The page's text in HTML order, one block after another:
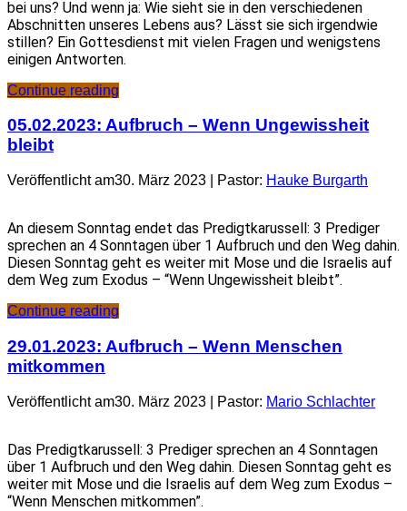
bei uns? Und wenn ja: Wie sieht sie in den verschiedenen
Abschnitten unseres Lebens aus? Lässt sie sich irgendwie
stillen? Ein Gottesdienst mit vielen Fragen und wenigstens
einigen Antworten.
Continue reading
05.02.2023: Aufbruch – Wenn Ungewissheit
bleibt
Veröffentlicht am30. März 2023 | Pastor: Hauke Burgarth
An diesem Sonntag endet das Predigtkarussell: 3 Prediger
sprechen an 4 Sonntagen über 1 Aufbruch und den Weg dahin.
Diesen Sonntag geht es weiter mit Mose und die Israelis auf
dem Weg zum Exodus – “Wenn Ungewissheit bleibt”.
Continue reading
29.01.2023: Aufbruch – Wenn Menschen
mitkommen
Veröffentlicht am30. März 2023 | Pastor: Mario Schlachter
Das Predigtkarussell: 3 Prediger sprechen an 4 Sonntagen
über 1 Aufbruch und den Weg dahin. Diesen Sonntag geht es
weiter mit Mose und die Israelis auf dem Weg zum Exodus –
“Wenn Menschen mitkommen”.